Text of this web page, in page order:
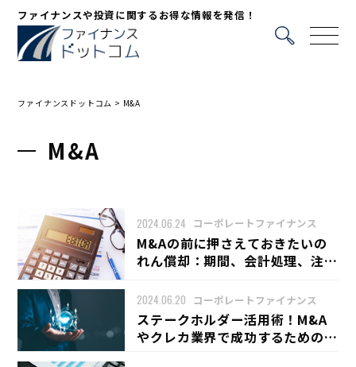
ファイナンスや投資に関するお得な情報を発信！
ファイナンスドットコム > M&A
M&A
2024.06.24 コーポレートファイナンス
M&Aの前に押さえておきたいの
れん償却：期間、会計処理、注意
2024.06.20 コーポレートファイナンス
ステークホルダー活用術！M&A
やクレカ業界で成功するための具